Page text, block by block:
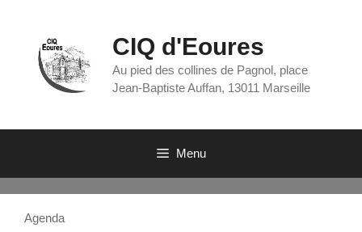
CIQ d'Eoures
Au pied des collines de Pagnol, place
Jean-Baptiste Auffan, 13011 Marseille
Menu
Agenda